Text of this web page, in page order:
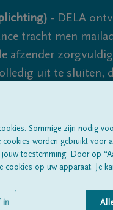
- DELA
tracht men
afzender
uit te sluiten,
Sommige zijn nodig
cookies worden gebruikt voor
toestemming. Door op
cookies op uw apparaat. Je
in